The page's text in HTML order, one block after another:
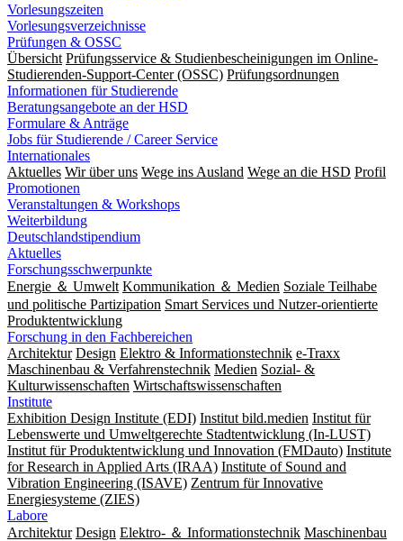
Vorlesungszeiten
Vorlesungsverzeichnisse
Prüfungen & OSSC
Übersicht Prüfungsservice & Studienbescheinigungen im Online-
Studierenden-Support-Center (OSSC) Prüfungsordnungen
Informationen für Studierende
Beratungsangebote an der HSD
Formulare & Anträge
Jobs für Studierende / Career Service
Internationales
Aktuelles Wir über uns Wege ins Ausland Wege an die HSD Profil
Promotionen
Veranstaltungen & Workshops
Weiterbildung
Deutschlandstipendium
Aktuelles
Forschungsschwerpunkte
Energie ＆ Umwelt Kommunikation ＆ Medien Soziale Teilhabe
und politische Partizipation Smart Services und Nutzer-orientierte
Produktentwicklung
Forschung in den Fachbereichen
Architektur Design Elektro & Informationstechnik e-Traxx
Maschinenbau & Verfahrenstechnik Medien Sozial- &
Kulturwissenschaften Wirtschaftswissenschaften
Institute
Exhibition Design Institute (EDI) Institut bild.medien Institut für
Lebenswerte und Umweltgerechte Stadtentwicklung (In-LUST)
Institut für Produktentwicklung und Innovation (FMDauto) Institute
for Research in Applied Arts (IRAA) Institute of Sound and
Vibration Engineering (ISAVE) Zentrum für Innovative
Energiesysteme (ZIES)
Labore
Architektur Design Elektro- ＆ Informationstechnik Maschinenbau